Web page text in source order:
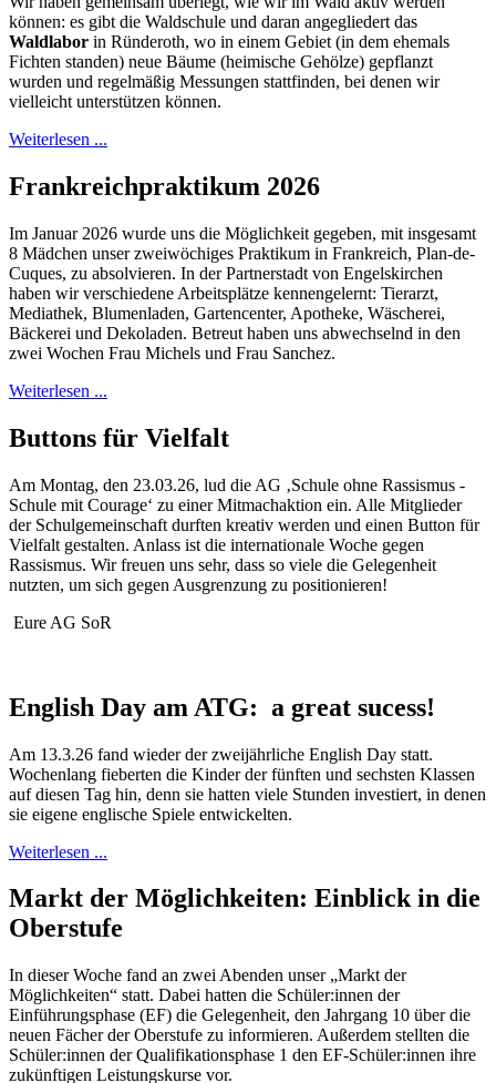
können: es gibt die Waldschule und daran angegliedert das
Waldlabor in Ründeroth, wo in einem Gebiet (in dem ehemals
Fichten standen) neue Bäume (heimische Gehölze) gepflanzt
wurden und regelmäßig Messungen stattfinden, bei denen wir
vielleicht unterstützen können.
Weiterlesen ...
Frankreichpraktikum 2026
Im Januar 2026 wurde uns die Möglichkeit gegeben, mit insgesamt
8 Mädchen unser zweiwöchiges Praktikum in Frankreich, Plan-de-
Cuques, zu absolvieren. In der Partnerstadt von Engelskirchen
haben wir verschiedene Arbeitsplätze kennengelernt: Tierarzt,
Mediathek, Blumenladen, Gartencenter, Apotheke, Wäscherei,
Bäckerei und Dekoladen. Betreut haben uns abwechselnd in den
zwei Wochen Frau Michels und Frau Sanchez.
Weiterlesen ...
Buttons für Vielfalt
Am Montag, den 23.03.26, lud die AG ‚Schule ohne Rassismus -
Schule mit Courage‘ zu einer Mitmachaktion ein. Alle Mitglieder
der Schulgemeinschaft durften kreativ werden und einen Button für
Vielfalt gestalten. Anlass ist die internationale Woche gegen
Rassismus. Wir freuen uns sehr, dass so viele die Gelegenheit
nutzten, um sich gegen Ausgrenzung zu positionieren!
Eure AG SoR
English Day am ATG: a great sucess!
Am 13.3.26 fand wieder der zweijährliche English Day statt.
Wochenlang fieberten die Kinder der fünften und sechsten Klassen
auf diesen Tag hin, denn sie hatten viele Stunden investiert, in denen
sie eigene englische Spiele entwickelten.
Weiterlesen ...
Markt der Möglichkeiten: Einblick in die
Oberstufe
In dieser Woche fand an zwei Abenden unser „Markt der
Möglichkeiten“ statt. Dabei hatten die Schüler:innen der
Einführungsphase (EF) die Gelegenheit, den Jahrgang 10 über die
neuen Fächer der Oberstufe zu informieren. Außerdem stellten die
Schüler:innen der Qualifikationsphase 1 den EF-Schüler:innen ihre
zukünftigen Leistungskurse vor.